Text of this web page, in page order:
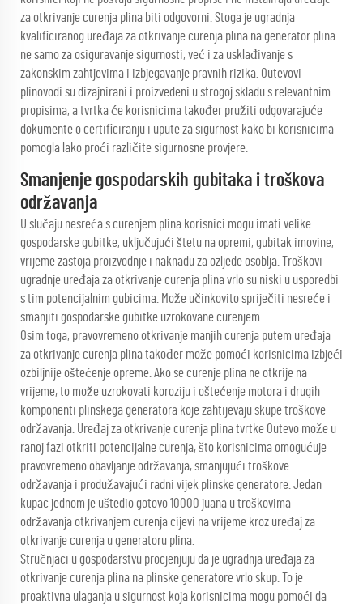
za otkrivanje curenja plina biti odgovorni. Stoga je ugradnja
kvalificiranog uređaja za otkrivanje curenja plina na generator plina
ne samo za osiguravanje sigurnosti, već i za usklađivanje s
zakonskim zahtjevima i izbjegavanje pravnih rizika. Outevovi
plinovodi su dizajnirani i proizvedeni u strogoj skladu s relevantnim
propisima, a tvrtka će korisnicima također pružiti odgovarajuće
dokumente o certificiranju i upute za sigurnost kako bi korisnicima
pomogla lako proći različite sigurnosne provjere.
Smanjenje gospodarskih gubitaka i troškova
održavanja
U slučaju nesreća s curenjem plina korisnici mogu imati velike
gospodarske gubitke, uključujući štetu na opremi, gubitak imovine,
vrijeme zastoja proizvodnje i naknadu za ozljede osoblja. Troškovi
ugradnje uređaja za otkrivanje curenja plina vrlo su niski u usporedbi
s tim potencijalnim gubicima. Može učinkovito spriječiti nesreće i
smanjiti gospodarske gubitke uzrokovane curenjem.
Osim toga, pravovremeno otkrivanje manjih curenja putem uređaja
za otkrivanje curenja plina također može pomoći korisnicima izbjeći
ozbiljnije oštećenje opreme. Ako se curenje plina ne otkrije na
vrijeme, to može uzrokovati koroziju i oštećenje motora i drugih
komponenti plinskega generatora koje zahtijevaju skupe troškove
održavanja. Uređaj za otkrivanje curenja plina tvrtke Outevo može u
ranoj fazi otkriti potencijalne curenja, što korisnicima omogućuje
pravovremeno obavljanje održavanja, smanjujući troškove
održavanja i produžavajući radni vijek plinske generatore. Jedan
kupac jednom je uštedio gotovo 10000 juana u troškovima
održavanja otkrivanjem curenja cijevi na vrijeme kroz uređaj za
otkrivanje curenja u generatoru plina.
Stručnjaci u gospodarstvu procjenjuju da je ugradnja uređaja za
otkrivanje curenja plina na plinske generatore vrlo skup. To je
proaktivna ulaganja u sigurnost koja korisnicima mogu pomoći da